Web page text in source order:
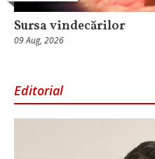
Sursa vindecărilor
09 Aug, 2026
Editorial